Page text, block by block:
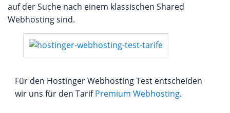
auf der Suche nach einem klassischen Shared
Webhosting sind.
Für den Hostinger Webhosting Test entscheiden
wir uns für den TarifPremium Webhosting.